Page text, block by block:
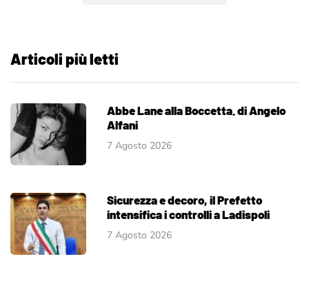
Articoli più letti
Abbe Lane alla Boccetta. di Angelo
Alfani
7 Agosto 2026
Sicurezza e decoro, il Prefetto
intensifica i controlli a Ladispoli
7 Agosto 2026